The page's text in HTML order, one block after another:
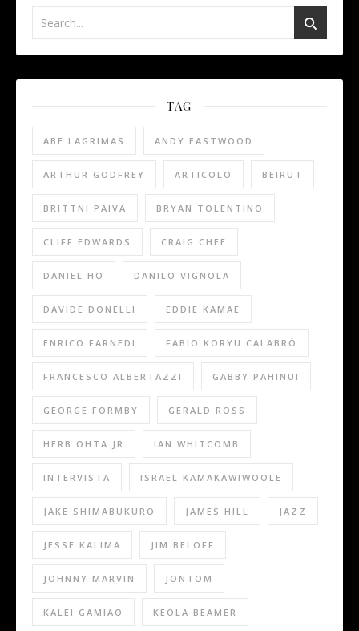
TAG
ABE LAGRIMAS ANDY EASTWOOD
ARTHUR GODFREY ARTICOLO BEIRUT
BRITTNI PAIVA BRYAN TOLENTINO
CLIFF EDWARDS CRAIG CHEE
DANIEL HO DANILO VIGNOLA
DAVIDE DONELLI EDDIE KAMAE
ENRICO FARNEDI FABIO KORYU CALABRÒ
FRANCESCO ALBERTAZZI GABBY PAHINUI
GEORGE FORMBY GERALD ROSS
HERB OHTA JR IAN WHITCOMB
INTERVISTA ISRAEL KAMAKAWIWOOLE
JAKE SHIMABUKURO JAMES HILL JAZZ
JESSE KALIMA JIM BELOFF
JOHNNY MARVIN JONTOM
KALEI GAMIAO KEOLA BEAMER